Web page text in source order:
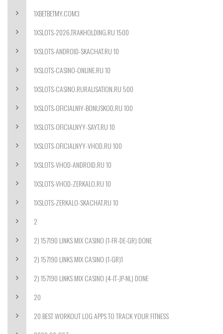
1XBETBETMY.COM3
1XSLOTS-2026.TRAKHOLDING.RU 1500
1XSLOTS-ANDROID-SKACHAT.RU 10
1XSLOTS-CASINO-ONLINE.RU 10
1XSLOTS-CASINO.RURALISATION.RU 500
1XSLOTS-OFICIALNIY-BONUSKOD.RU 100
1XSLOTS-OFICIALNYY-SAYT.RU 10
1XSLOTS-OFICIALNYY-VHOD.RU 100
1XSLOTS-VHOD-ANDROID.RU 10
1XSLOTS-VHOD-ZERKALO.RU 10
1XSLOTS-ZERKALO-SKACHAT.RU 10
2
2) 157190 LINKS MIX CASINO (1-FR-DE-GR) DONE
2) 157190 LINKS MIX CASINO (1-GR)1
2) 157190 LINKS MIX CASINO (4-IT-JP-NL) DONE
20
20 BEST WORKOUT LOG APPS TO TRACK YOUR FITNESS